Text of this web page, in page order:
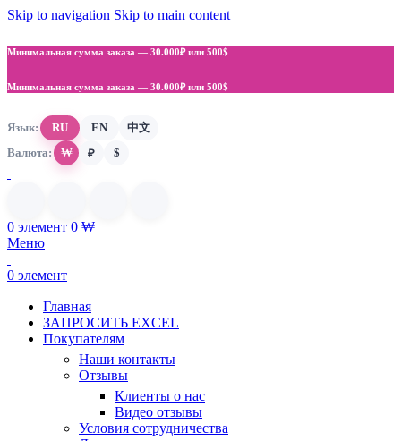
Skip to navigation Skip to main content
Минимальная сумма заказа — 30.000₽ или 500$
Минимальная сумма заказа — 30.000₽ или 500$
Язык: RU EN
中文
Валюта:
₩ ₽ $
0 элемент 0 ₩
Меню
0 элемент
Главная
ЗАПРОСИТЬ EXCEL
Покупателям
Наши контакты
Отзывы
Клиенты о нас
Видео отзывы
Условия сотрудничества